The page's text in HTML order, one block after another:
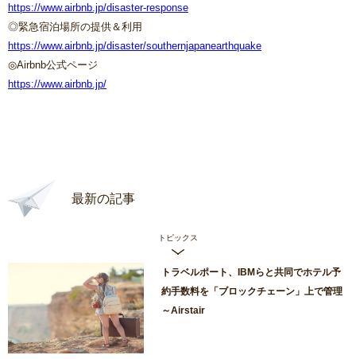
https://www.airbnb.jp/disaster-response
◎緊急宿泊場所の提供＆利用
https://www.airbnb.jp/disaster/southernjapanearthquake
◎Airbnb公式ページ
https://www.airbnb.jp/
最新の記事
トピックス
トラベルポート、IBMらと共同でホテル予
約手数料を「ブロックチェーン」上で管理
～Airstair